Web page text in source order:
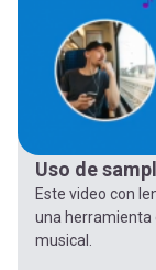
Uso de
Este video con
una herramienta
musical.